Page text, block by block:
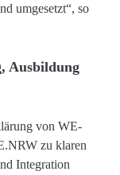
umgesetzt“, so
Ausbildung
von WE-
zu klaren
Integration